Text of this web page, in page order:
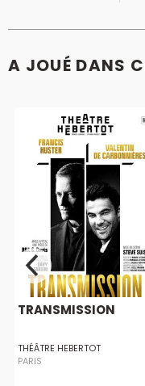
A JOUÉ DANS
TRANSMISSION
THÉÂTRE HEBERTOT
PARIS